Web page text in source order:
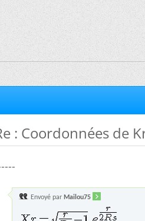
: Coordonnées de
Envoyé par Mailou75